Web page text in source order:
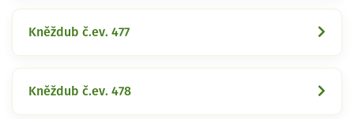
Kněždub č.ev. 477
Kněždub č.ev. 478